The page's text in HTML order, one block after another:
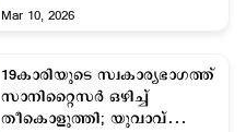
Mar 10, 2026
19കാരിയുടെ സ്വകാര്യഭാഗത്ത്
സാനിറ്റൈസർ ഒഴിച്ച്
തീകൊളുത്തി; യുവാവ്